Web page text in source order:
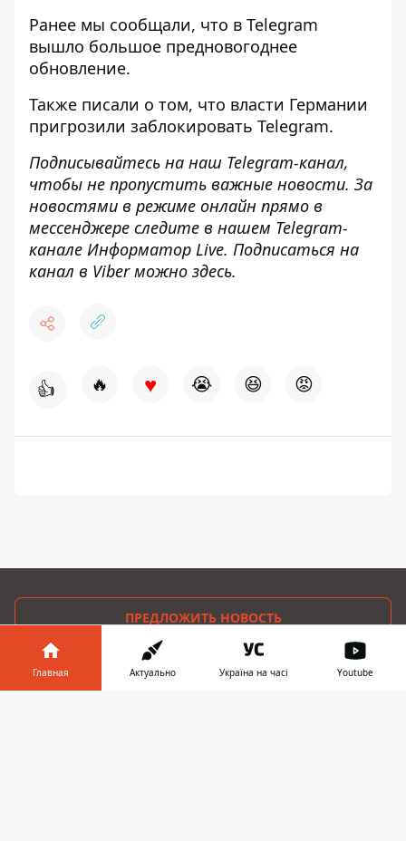
Ранее мы сообщали, что в Telegram
вышло большое предновогоднее
обновление.
Также писали о том, что власти Германии
пригрозили заблокировать Telegram.
Подписывайтесь на наш Telegram-канал,
чтобы не пропустить важные новости. За
новостями в режиме онлайн прямо в
мессенджере следите в нашем Telegram-
канале Информатор Live. Подписаться на
канал в Viber можно здесь.
👍 🔥 ♥ 😭 😆 😡
ПРЕДЛОЖИТЬ НОВОСТЬ
Мир
Главная Актуально Україна на часі Youtube